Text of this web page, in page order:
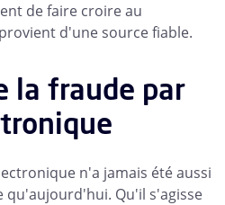
de faire croire au
d'une source fiable.
la fraude par
n'a jamais été aussi
qu'aujourd'hui. Qu'il s'agisse